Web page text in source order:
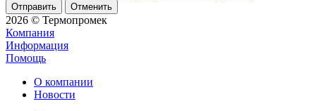
Отменить
2026 © Термопромек
Компания
Информация
Помощь
О компании
Новости